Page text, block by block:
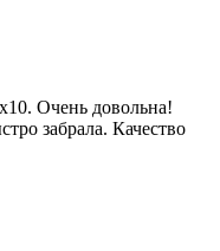
Очень довольна!
забрала. Качество